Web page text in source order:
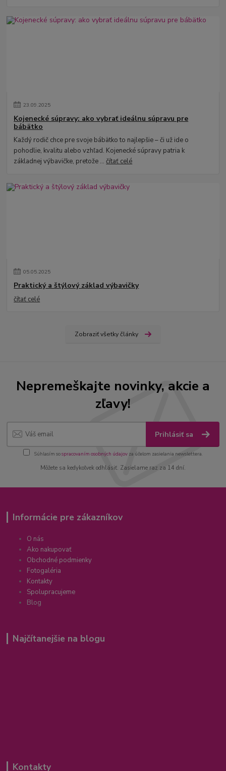
23.09.2025
Kojenecké súpravy: ako vybrať ideálnu súpravu pre
bábätko
Každý rodič chce pre svoje bábätko to najlepšie – či už ide o
pohodlie, kvalitu alebo vzhľad. Kojenecké súpravy patria k
základnej výbavičke, pretože ...čítať celé
05.05.2025
Praktický a štýlový základ výbavičky
čítať celé
Zobraziť všetky články
Nepremeškajte novinky, akcie a
zľavy!
Prihlásiť sa
Súhlasím sospracovaním osobných údajov za účelom zasielania newslettera.
Môžete sa kedykoľvek odhlásiť. Zasielame raz za 14 dní.
Informácie pre zákazníkov
O nás
Ako nakupovať
Obchodné podmienky
Fotogaléria
Kontakty
Spolupracujeme
Blog
Najčítanejšie na blogu
Kontakty